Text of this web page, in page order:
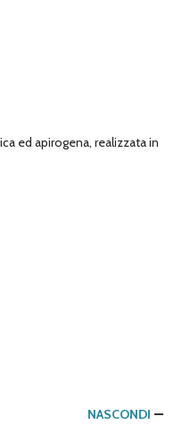
ed apirogena, realizzata in
NASCONDI